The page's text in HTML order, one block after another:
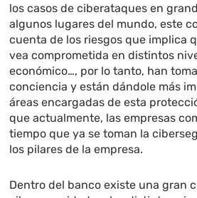
los casos de ciberataques en
algunos lugares del mundo, este
cuenta de los riesgos que implica
vea comprometida en distintos
económico…, por lo tanto, han
conciencia y están dándole más
áreas encargadas de esta
que actualmente, las empresas
tiempo que ya se toman la
los pilares de la empresa.
Dentro del banco existe una gran